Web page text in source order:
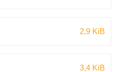
2,9 KiB
3,4 KiB